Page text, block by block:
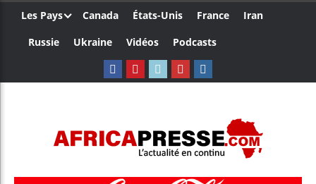
Les Pays Canada États-Unis France
Iran
Russie
Ukraine Vidéos Podcasts